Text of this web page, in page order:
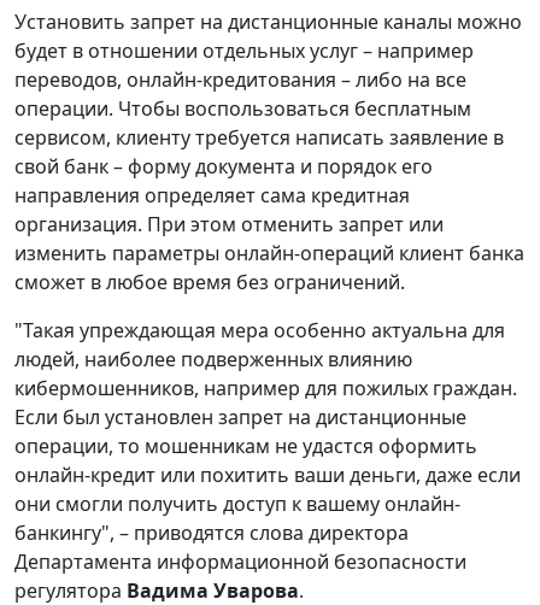
Установить запрет на дистанционные каналы можно
будет в отношении отдельных услуг – например
переводов, онлайн-кредитования – либо на все
операции. Чтобы воспользоваться бесплатным
сервисом, клиенту требуется написать заявление в
свой банк – форму документа и порядок его
направления определяет сама кредитная
организация. При этом отменить запрет или
изменить параметры онлайн-операций клиент банка
сможет в любое время без ограничений.
"Такая упреждающая мера особенно актуальна для
людей, наиболее подверженных влиянию
кибермошенников, например для пожилых граждан.
Если был установлен запрет на дистанционные
операции, то мошенникам не удастся оформить
онлайн-кредит или похитить ваши деньги, даже если
они смогли получить доступ к вашему онлайн-
банкингу", – приводятся слова директора
Департамента информационной безопасности
регулятора Вадима Уварова.